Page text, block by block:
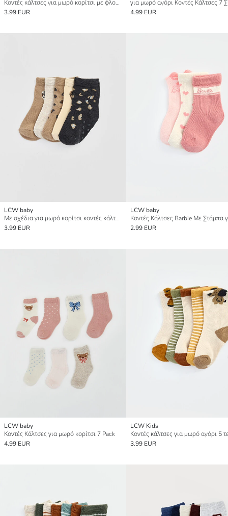
Κοντές κάλτσες για μωρό κορίτσι με φλοράλ μοτίβο, συσκευασία 5 τεμαχίων
3.99 EUR
4.99 EUR
LCW baby
Με σχέδια για μωρό κορίτσι κοντές κάλτσες 5 τεμάχια
3.99 EUR
LCW baby
2.99 EUR
LCW baby
Κοντές Κάλτσες για μωρό κορίτσι 7 Pack
4.99 EUR
LCW Kids
Κοντές κάλτσες για μωρό αγόρι 5
3.99 EUR